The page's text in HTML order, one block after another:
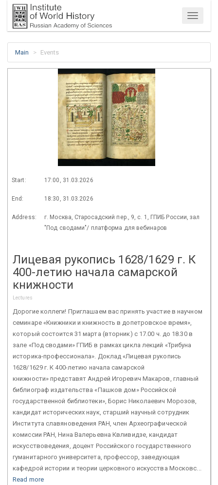
Menu
Main Events
Start: 17:00, 31.03.2026
End: 18:30, 31.03.2026
Address:
г. Москва, Старосадский пер., 9, с. 1, ГПИБ России, зал
"Под сводами"/ платформа для вебинаров
Лицевая рукопись 1628/1629 г. К
400-летию начала самарской
книжности
Lectures
Дорогие коллеги! Приглашаем вас принять участие в научном
семинаре «Книжники и книжность в допетровское время»,
который состоится 31 марта (вторник) с 17.00 ч. до 18.30 в
зале «Под сводами» ГПИБ в рамках цикла лекций «Трибуна
историка-профессионала». Доклад «Лицевая рукопись
1628/1629 г. К 400-летию начала самарской
книжности» представят Андрей Игоревич Макаров, главный
библиограф издательства «Пашков дом» Российской
государственной библиотеки», Борис Николаевич Морозов,
кандидат исторических наук, старший научный сотрудник
Института славяноведения РАН, член Археографической
комиссии РАН, Нина Валерьевна Квливидзе, кандидат
искусствоведения, доцент Российского государственного
гуманитарного университета, профессор, заведующая
кафедрой истории и теории церковного искусства Московс...
Read more